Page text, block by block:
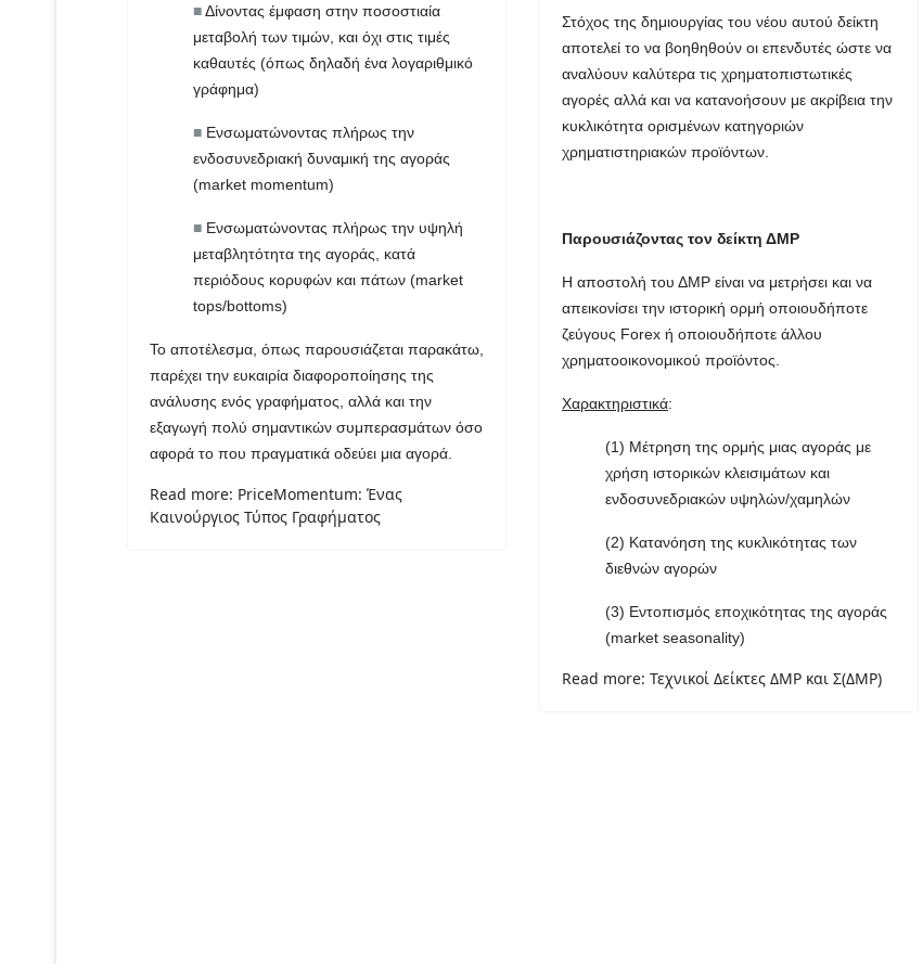
■Δίνοντας έμφαση στην ποσοστιαία
μεταβολή των τιμών, και όχι στις τιμές
καθαυτές (όπως δηλαδή ένα λογαριθμικό
γράφημα)
■ Ενσωματώνοντας πλήρως την
ενδοσυνεδριακή δυναμική της αγοράς
(market momentum)
■ Ενσωματώνοντας πλήρως την υψηλή
μεταβλητότητα της αγοράς, κατά
περιόδους κορυφών και πάτων (market
tops/bottoms)
Το αποτέλεσμα, όπως παρουσιάζεται παρακάτω,
παρέχει την ευκαιρία διαφοροποίησης της
ανάλυσης ενός γραφήματος, αλλά και την
εξαγωγή πολύ σημαντικών συμπερασμάτων όσο
αφορά το που πραγματικά οδεύει μια αγορά.
Read more: PriceMomentum: Ένας
Καινούργιος Τύπος Γραφήματος
Στόχος της δημιουργίας του νέου αυτού δείκτη
αποτελεί το να βοηθηθούν οι επενδυτές ώστε να
αναλύουν καλύτερα τις χρηματοπιστωτικές
αγορές αλλά και να κατανοήσουν με ακρίβεια την
κυκλικότητα ορισμένων κατηγοριών
χρηματιστηριακών προϊόντων.
Παρουσιάζοντας τον δείκτη ΔMP
Η αποστολή του ΔMP είναι να μετρήσει και να
απεικονίσει την ιστορική ορμή οποιουδήποτε
ζεύγους Forex ή οποιουδήποτε άλλου
χρηματοοικονομικού προϊόντος.
Χαρακτηριστικά:
(1) Μέτρηση της ορμής μιας αγοράς με
χρήση ιστορικών κλεισιμάτων και
ενδοσυνεδριακών υψηλών/χαμηλών
(2) Κατανόηση της κυκλικότητας των
διεθνών αγορών
(3) Εντοπισμός εποχικότητας της αγοράς
(market seasonality)
Read more: Τεχνικοί Δείκτες ΔMP και Σ(ΔMP)